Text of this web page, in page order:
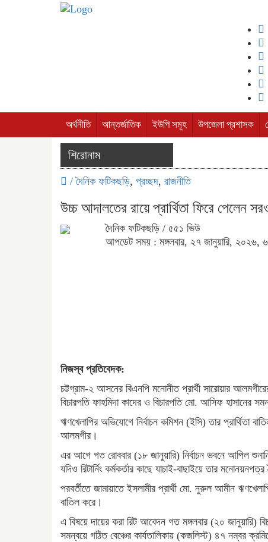
অর্থনীতি আন্তর্জাতিক ইউপি সমূহ উপজেলা প্রশাসক
শিরোনাম
/দৈনিক ফটিকছড়ি, প্রচ্ছদ, রাজনীতি
উচ্চ আদালতের রায়ে প্রার্থিতা ফিরে পেলেন
দৈনিক ফটিকছড়ি / ৫৫১ ভিউ
আপডেট সময় : মঙ্গলবার, ২৭ জানুয়ারি, ২০২৬,
নিজস্ব প্রতিবেদক:
চট্টগ্রাম-২ আসনের বিএনপি মনোনীত প্রার্থী সারোয়ার
বিচারপতি ফাহমিদা কাদের ও বিচারপতি মো. আসিফ হাসানের
ঋণখেলাপির অভিযোগে নির্বাচন কমিশন (ইসি) তার প্রার্থিতা
আলমগীর।
এর আগে গত রোববার (১৮ জানুয়ারি) নির্বাচন ভবনে আপিল শুনানি
যদিও রিটার্নিং কর্মকর্তার কাছে যাচাই-বাছাইয়ে তার
পরবর্তীতে জামায়াতে ইসলামীর প্রার্থী মো. নুরুল আমীন
বাতিল করে।
এ বিষয়ে দায়ের করা রিট আবেদন গত মঙ্গলবার (২০
সমন্বয়ে গঠিত বেঞ্চের কার্যতালিকায় (কজলিস্ট) ৪৭ নম্বর